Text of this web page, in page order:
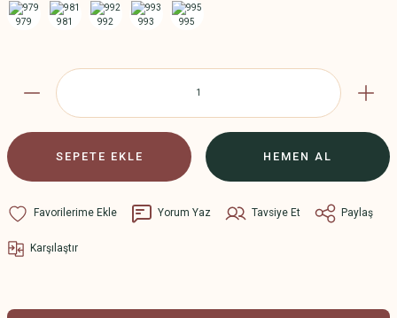
SEPETE EKLE HEMEN AL
Yorum Yaz Tavsiye Et Paylaş
Karşılaştır